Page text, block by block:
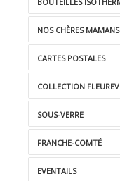
NOS CHÈRES MAMANS
CARTES POSTALES
COLLECTION
SOUS-VERRE
FRANCHE-COMTÉ
EVENTAILS